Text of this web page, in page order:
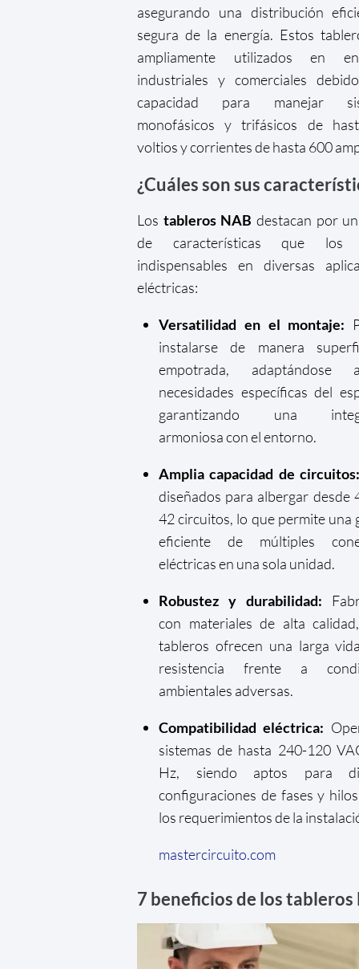
asegurando una distribución
segura de la energía. Estos
ampliamente utilizados en
industriales y comerciales
capacidad para manejar
monofásicos y trifásicos de
voltios y corrientes de hasta 600
¿Cuáles son sus
Los tableros NAB destacan por
de características que los
indispensables en diversas
eléctricas:
Versatilidad en el montaje:
instalarse de manera
empotrada,
necesidades específicas del
garantizando una
armoniosa con el entorno.
Amplia capacidad de circuitos:
diseñados para albergar desde
42 circuitos, lo que permite una
eficiente de múltiples
eléctricas en una sola unidad.
Robustez y durabilidad:
con materiales de alta
tableros ofrecen una larga
resistencia frente a
ambientales adversas.
Compatibilidad eléctrica:
sistemas de hasta 240-120
Hz, siendo aptos para
configuraciones de fases y
los requerimientos de la
mastercircuito.com
7 beneficios de los tableros